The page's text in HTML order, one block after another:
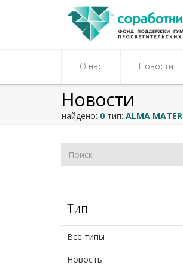
О нас Новости
Новости
найдено: 0 тип: ALMA MATER
Тип
Все типы
Новость